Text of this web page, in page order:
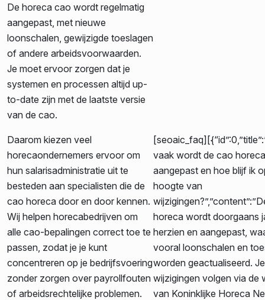
De horeca cao wordt regelmatig
aangepast, met nieuwe
loonschalen, gewijzigde toeslagen
of andere arbeidsvoorwaarden.
Je moet ervoor zorgen dat je
systemen en processen altijd up-
to-date zijn met de laatste versie
van de cao.
Daarom kiezen veel
horecaondernemers ervoor om
hun salarisadministratie uit te
besteden aan specialisten die de
cao horeca door en door kennen.
Wij helpen horecabedrijven om
alle cao-bepalingen correct toe te
passen, zodat je je kunt
concentreren op je bedrijfsvoering
zonder zorgen over payrollfouten
of arbeidsrechtelijke problemen.
vaak wordt de cao
aangepast en hoe blijf ik
hoogte van
horeca wordt doorgaans
herzien en aangepast,
vooral loonschalen en
worden geactualiseerd.
wijzigingen volgen via de
van Koninklijke Horeca